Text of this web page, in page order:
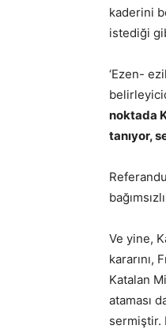
kaderini
istediği
‘Ezen-
noktada
tanıyor,
Ve yine,
kararını,
Katalan
ataması
sermiştir.